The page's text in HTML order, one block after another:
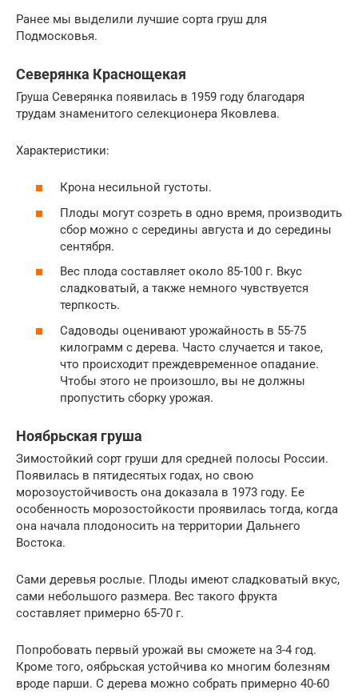
Ранее мы выделили лучшие сорта груш для
Подмосковья.
Северянка Краснощекая
Груша Северянка появилась в 1959 году благодаря
трудам знаменитого селекционера Яковлева.
Характеристики:
Крона несильной густоты.
Плоды могут созреть в одно время, производить
сбор можно с середины августа и до середины
сентября.
Вес плода составляет около 85-100 г. Вкус
сладковатый, а также немного чувствуется
терпкость.
Садоводы оценивают урожайность в 55-75
килограмм с дерева. Часто случается и такое,
что происходит преждевременное опадание.
Чтобы этого не произошло, вы не должны
пропустить сборку урожая.
Ноябрьская груша
Зимостойкий сорт груши для средней полосы России.
Появилась в пятидесятых годах, но свою
морозоустойчивость она доказала в 1973 году. Ее
особенность морозостойкости проявилась тогда, когда
она начала плодоносить на территории Дальнего
Востока.
Сами деревья рослые. Плоды имеют сладковатый вкус,
сами небольшого размера. Вес такого фрукта
составляет примерно 65-70 г.
Попробовать первый урожай вы сможете на 3-4 год.
Кроме того, оябрьская устойчива ко многим болезням
вроде парши. С дерева можно собрать примерно 40-60